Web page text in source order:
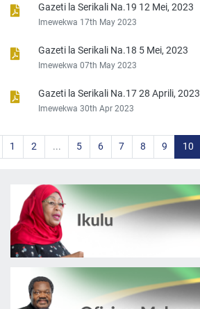
Gazeti la Serikali Na.19 12 Mei, 2023
Imewekwa 17th May 2023
Gazeti la Serikali Na.18 5 Mei, 2023
Imewekwa 07th May 2023
Gazeti la Serikali Na.17 28 Aprili, 2023
Imewekwa 30th Apr 2023
1 2 ... 5 6 7 8 9 10